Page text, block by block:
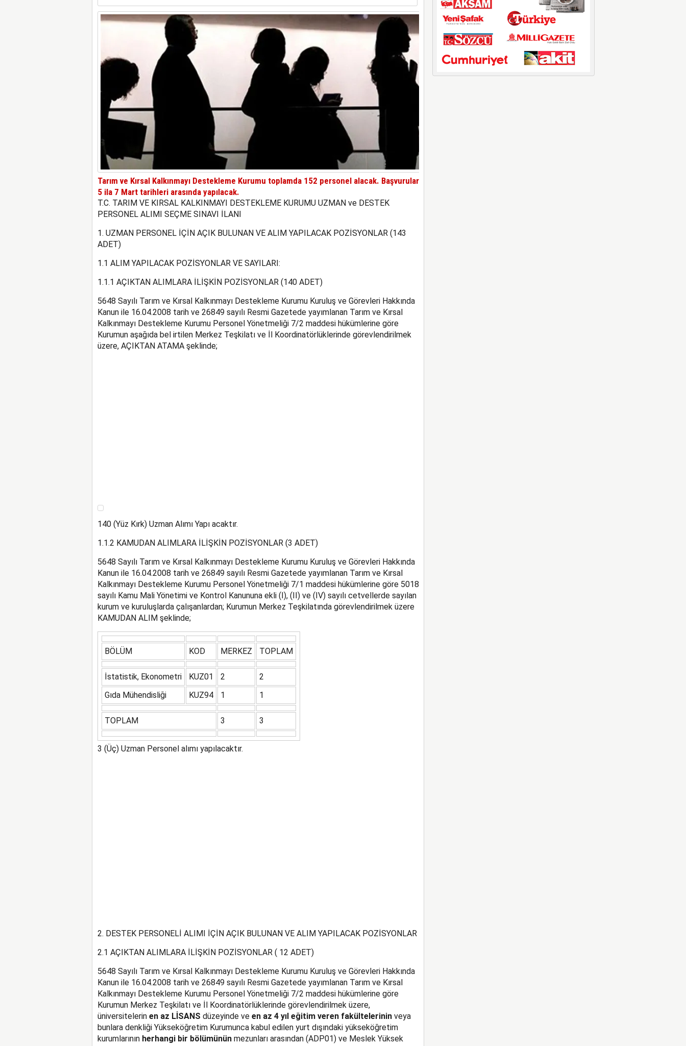
Tarım ve Kırsal Kalkınmayı Destekleme Kurumu toplamda 152 personel alacak. Başvurular
5 ila 7 Mart tarihleri arasında yapılacak.
T.C. TARIM VE KIRSAL KALKINMAYI DESTEKLEME KURUMU UZMAN ve DESTEK
PERSONEL ALIMI SEÇME SINAVI İLANI
1. UZMAN PERSONEL İÇİN AÇIK BULUNAN VE ALIM YAPILACAK POZİSYONLAR (143
ADET)
1.1 ALIM YAPILACAK POZİSYONLAR VE SAYILARI:
1.1.1 AÇIKTAN ALIMLARA İLİŞKİN POZİSYONLAR (140 ADET)
5648 Sayılı Tarım ve Kırsal Kalkınmayı Destekleme Kurumu Kuruluş ve Görevleri Hakkında
Kanun ile 16.04.2008 tarih ve 26849 sayılı Resmi Gazetede yayımlanan Tarım ve Kırsal
Kalkınmayı Destekleme Kurumu Personel Yönetmeliği 7/2 maddesi hükümlerine göre
Kurumun aşağıda bel irtilen Merkez Teşkilatı ve İl Koordinatörlüklerinde görevlendirilmek
üzere, AÇIKTAN ATAMA şeklinde;
140 (Yüz Kırk) Uzman Alımı Yapı acaktır.
1.1.2 KAMUDAN ALIMLARA İLİŞKİN POZİSYONLAR (3 ADET)
5648 Sayılı Tarım ve Kırsal Kalkınmayı Destekleme Kurumu Kuruluş ve Görevleri Hakkında
Kanun ile 16.04.2008 tarih ve 26849 sayılı Resmi Gazetede yayımlanan Tarım ve Kırsal
Kalkınmayı Destekleme Kurumu Personel Yönetmeliği 7/1 maddesi hükümlerine göre 5018
sayılı Kamu Mali Yönetimi ve Kontrol Kanununa ekli (I), (II) ve (IV) sayılı cetvellerde sayılan
kurum ve kuruluşlarda çalışanlardan; Kurumun Merkez Teşkilatında görevlendirilmek üzere
KAMUDAN ALIM şeklinde;
BÖLÜM KOD MERKEZ TOPLAM
İstatistik, Ekonometri KUZ01 2
2
Gıda Mühendisliği
KUZ94 1 1
TOPLAM 3 3
3 (Üç) Uzman Personel alımı yapılacaktır.
2. DESTEK PERSONELİ ALIMI İÇİN AÇIK BULUNAN VE ALIM YAPILACAK POZİSYONLAR
2.1 AÇIKTAN ALIMLARA İLİŞKİN POZİSYONLAR ( 12 ADET)
5648 Sayılı Tarım ve Kırsal Kalkınmayı Destekleme Kurumu Kuruluş ve Görevleri Hakkında
Kanun ile 16.04.2008 tarih ve 26849 sayılı Resmi Gazetede yayımlanan Tarım ve Kırsal
Kalkınmayı Destekleme Kurumu Personel Yönetmeliği 7/2 maddesi hükümlerine göre
Kurumun Merkez Teşkilatı ve İl Koordinatörlüklerinde görevlendirilmek üzere,
üniversitelerin en az LİSANS düzeyinde ve en az 4 yıl eğitim veren fakültelerininveya
bunlara denkliği Yükseköğretim Kurumunca kabul edilen yurt dışındaki yükseköğretim
kurumlarının herhangi bir bölümününmezunları arasından (ADP01) ve Meslek Yüksek
LPG’ye Dev Zam Geliyor!
Küresel petrol piyasalarındaki
dalgalanmalar ve döviz kurundaki ...
“Eylül Ayında Kiralık Sosyal Konut
Projesi Hayata Geçiyor”
Eylül ayında kiralık sosyal konut